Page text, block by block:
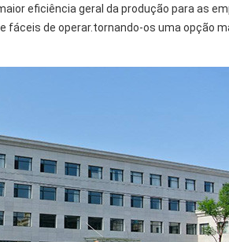
eficiência geral da produção para as
fáceis de operar.tornando-os uma opção